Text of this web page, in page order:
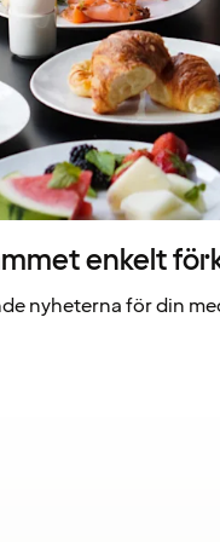
enkelt
nyheterna för din